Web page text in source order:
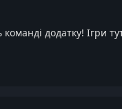
додатку! Ігри